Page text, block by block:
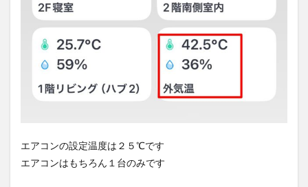
エアコンの設定温度は２５℃です
エアコンはもちろん１台のみです